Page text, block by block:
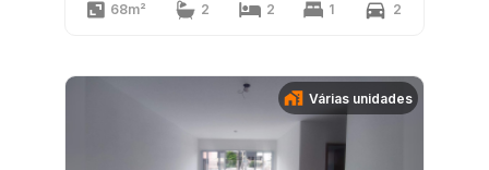
68m² 2 2 1 2
Várias unidades